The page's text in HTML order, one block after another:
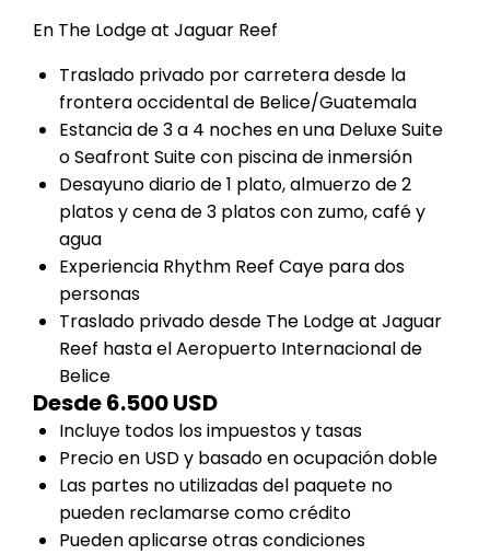
En The Lodge at Jaguar Reef
Traslado privado por carretera desde la
frontera occidental de Belice/Guatemala
Estancia de 3 a 4 noches en una Deluxe Suite
o Seafront Suite con piscina de inmersión
Desayuno diario de 1 plato, almuerzo de 2
platos y cena de 3 platos con zumo, café y
agua
Experiencia Rhythm Reef Caye para dos
personas
Traslado privado desde The Lodge at Jaguar
Reef hasta el Aeropuerto Internacional de
Belice
Desde 6.500 USD
Incluye todos los impuestos y tasas
Precio en USD y basado en ocupación doble
Las partes no utilizadas del paquete no
pueden reclamarse como crédito
Pueden aplicarse otras condiciones